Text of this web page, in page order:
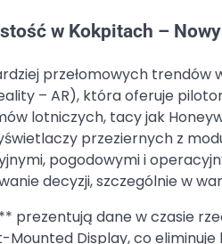
w Kokpitach –
przełomowych
– AR), która oferuje
lotniczych, tacy jak
przeziernych z
pogodowymi i
decyzji, szczególnie w
prezentują dane w czasie
Display, co